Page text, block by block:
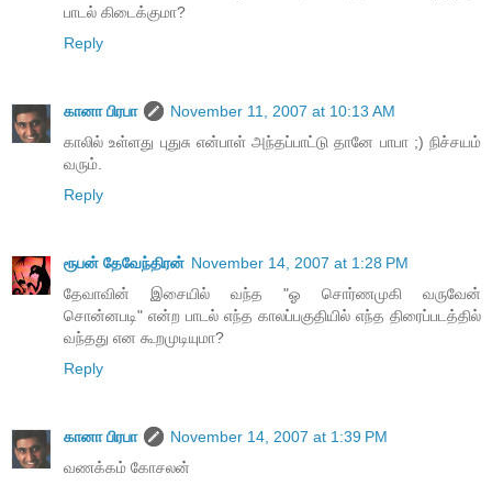
பாடல் கிடைக்குமா?
Reply
கானா பிரபா
November 11, 2007 at 10:13 AM
காலில் உள்ளது புதுசு என்பாள் அந்தப்பாட்டு தானே பாபா ;) நிச்சயம்
வரும்.
Reply
ரூபன் தேவேந்திரன் November 14, 2007 at 1:28 PM
தேவாவின் இசையில் வந்த "ஓ சொர்ணமுகி வருவேன்
சொன்னபடி" என்ற பாடல் எந்த காலப்பகுதியில் எந்த திரைப்படத்தில்
வந்தது என கூறமுடியுமா?
Reply
கானா பிரபா
November 14, 2007 at 1:39 PM
வணக்கம் கோசலன்